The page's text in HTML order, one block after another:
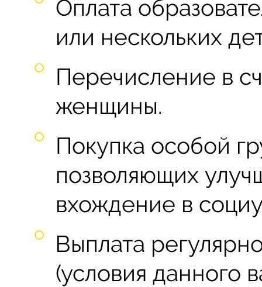
Оплата
или нескольких
Перечисление в
женщины.
Покупка особой
позволяющих
вхождение в
Выплата
(условия данного